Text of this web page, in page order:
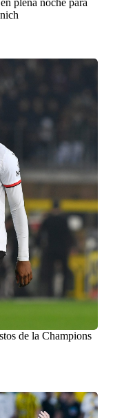
plena noche para
de la Champions